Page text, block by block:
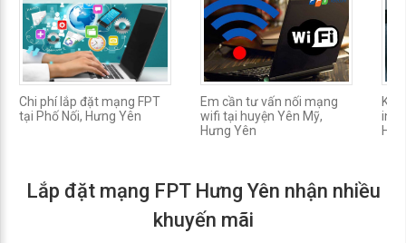
Chi phí lắp đặt mạng FPT
tại Phố Nối, Hưng Yên
Em cần tư vấn nối mạng
wifi tại huyện Yên Mỹ,
Hưng Yên
Lắp đặt mạng FPT Hưng Yên nhận nhiều
khuyến mãi